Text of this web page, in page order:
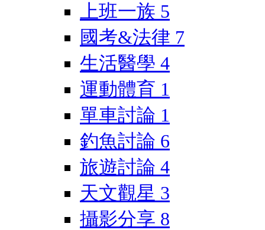
上班一族 5
國考&法律 7
生活醫學 4
運動體育 1
單車討論 1
釣魚討論 6
旅遊討論 4
天文觀星 3
攝影分享 8